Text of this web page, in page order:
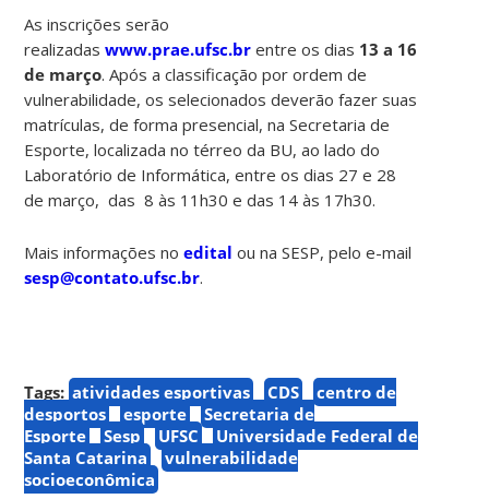
As inscrições serão
realizadaswww.prae.ufsc.br entre os dias 13 a 16
de março. Após a classificação por ordem de
vulnerabilidade, os selecionados deverão fazer suas
matrículas, de forma presencial, na Secretaria de
Esporte, localizada no térreo da BU, ao lado do
Laboratório de Informática, entre os dias 27 e 28
de março, das 8 às 11h30 e das 14 às 17h30.
Mais informações noedital ou na SESP, pelo e-mail
sesp@contato.ufsc.br.
Tags: atividades esportivas CDS
centro de
desportos
esporte
Secretaria de
Esporte
Sesp UFSC
Universidade Federal de
Santa Catarina
vulnerabilidade
socioeconômica